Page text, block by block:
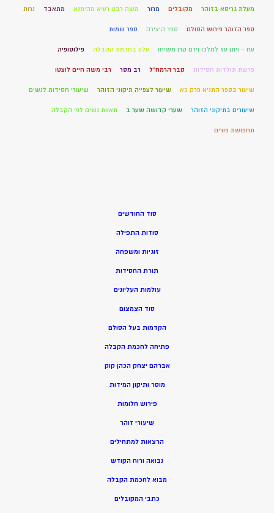
מעלת גריסא בזוהר מקובלים מרור משה רבנו רעיא מהימנא מתאבד נרות
ספר הזוהר פירוש הסולם ספר היצירה ספר שמות
עח – ויתן עז למלכו וירם קרן משיחו עלון בחכמת הקבלה פילוסופיה
פרשת תולדות חסידות קבר הרמח"ל רב מסר רבי משה חיים לוצטו
שיעור בספר התניא פרק כא שיעור לצפייה תיקוני הזוהר שיעורי חסידות לנשים
שיעורים בתיקוני הזוהר שערי קדושה שער ב תאוות נשים לפי הקבלה
תחפושת פורים
סוד החודשים
סודות התפילה
זוגיות ומשפחה
תורת החסידות
עולמות העליונים
סוד הצמצום
הקדמות בעל הסולם
פתיחה לחכמת הקבלה
אברהם יצחק הכהן קוק
מוסר ותיקון המידות
פירוש חלומות
שיעורי זוהר
הרצאות למתחילים
נבואה ורוח הקודש
מבוא לחכמת הקבלה
כתבי המקובלים